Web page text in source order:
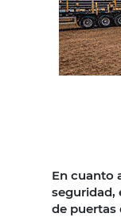
En cuanto
seguridad,
de puertas